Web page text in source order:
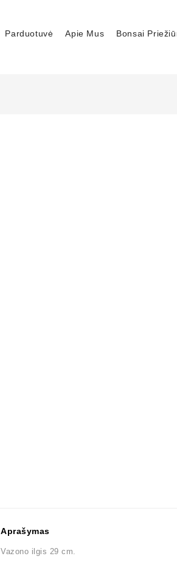
Parduotuvė Apie Mus Bonsai
Aprašymas
Vazono ilgis 29 cm.